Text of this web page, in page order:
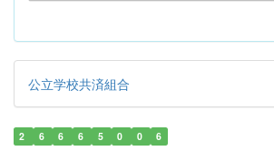
公立学校共済組合
2 6 6 6 5 0 0 6